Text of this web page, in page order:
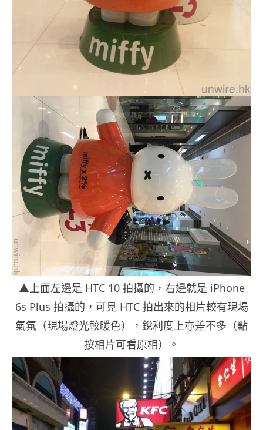
▲上面左邊是 HTC 10 拍攝的，右邊就是 iPhone
6s Plus 拍攝的，可見 HTC 拍出來的相片較有現場
氣氛（現場燈光較暖色），銳利度上亦差不多（點
按相片可看原相）。